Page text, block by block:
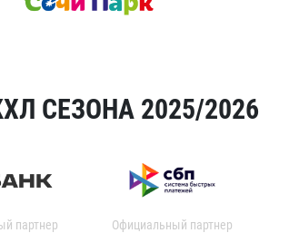
СЕЗОНА 2025/2026
партнер Официальный партнер